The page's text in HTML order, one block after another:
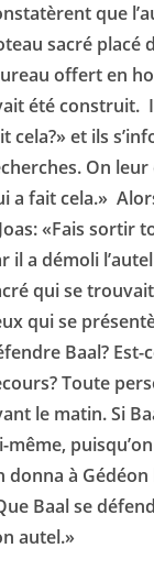
que
sacré placé
offert en
été construit.
cela?» et ils
On leur
a fait cela.»
«Fais sortir
il a démoli
qui se
qui se
Baal? Est-
Toute
le matin. Si
même,
donna à
Baal se
autel.»